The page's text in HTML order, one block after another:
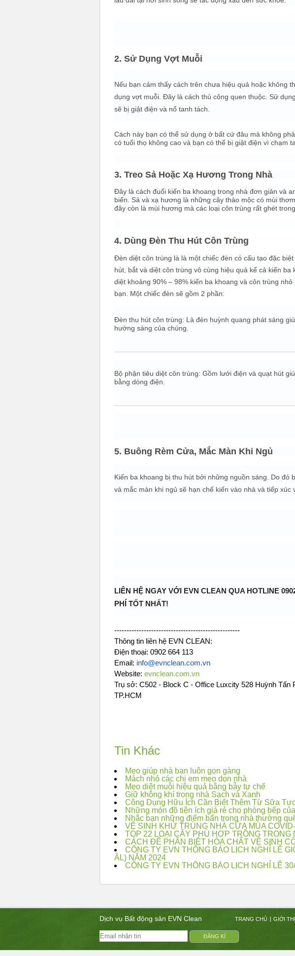
2. Sử Dụng Vợt Muỗi
Nếu bạn cảm thấy cách trên chưa hiệu quả hoặc không
dụng vợt muỗi. Đây là cách thủ công quen thuộc. Sử
sẽ bị giật điện và nổ tanh tách.
Cách này bạn có thể sử dụng ở bất cứ đâu mà không
có tuổi thọ không cao và bạn có thể bị giật điện vì chạm
3. Treo Sả Hoặc Xạ Hương Trong Nhà
Đây là cách đuổi kiến ba khoang trong nhà đơn giản và
biến. Sả và xạ hương là những cây thảo mộc có mùi
đây còn là mùi hương mà các loại côn trùng rất ghét
4. Dùng Đèn Thu Hút Côn Trùng
Đèn diệt côn trùng là là một chiếc đèn có cấu tạo đặc
hút, bắt và diệt côn trùng vô cùng hiệu quả kể cả kiến ba
diệt khoảng 90% – 98% kiến ba khoang và côn trùng
bạn. Một chiếc đèn sẽ gồm 2 phần:
Đèn thu hút côn trùng: Là đèn huỳnh quang phát sáng
hướng sáng của chúng.
Bộ phận tiêu diệt côn trùng: Gồm lưới điện và quạt hút
bằng dòng điện.
5. Buông Rèm Cửa, Mắc Màn Khi Ngủ
Kiến ba khoang bị thu hút bởi những nguồn sáng. Do đó
và mắc màn khi ngủ sẽ hạn chế kiến vào nhà và tiếp xúc
LIÊN HỆ NGAY VỚI EVN CLEAN QUA HOTLINE
PHÍ TỐT NHẤT!
---------------------------------------------------
Thông tin liên hệ EVN CLEAN:
Điện thoại: 0902 664 113
Email: info@evnclean.com.vn
Website: evnclean.com.vn
Trụ sở: C502 - Block C - Office Luxcity 528 Huỳnh Tấn
TP.HCM
Tin Khác
Mẹo giúp nhà bạn luôn gọn gàng
Mách nhỏ các chị em mẹo dọn nhà
Mẹo diệt muỗi hiệu quả bằng bẫy tự chế
Giữ không khí trong nhà Sạch và Xanh
Công Dụng Hữu Ích Cần Biết Thêm Từ Sữa
Những món đồ tiện ích giá rẻ cho phòng bếp
Nhắc bạn những điểm bẩn trong nhà thường
VỆ SINH KHỬ TRÙNG NHÀ CỬA MÙA
TOP 22 LOẠI CÂY PHÙ HỢP TRỒNG TRONG
CÁCH ĐỂ PHÂN BIỆT HÓA CHẤT VỆ SINH
CÔNG TY EVN THÔNG BÁO LỊCH NGHỈ LỄ
ÂL) NĂM 2024
CÔNG TY EVN THÔNG BÁO LỊCH NGHỈ LỄ
Dịch vụ Bất động sản EVN Clean TRANG CHỦ GIỚI